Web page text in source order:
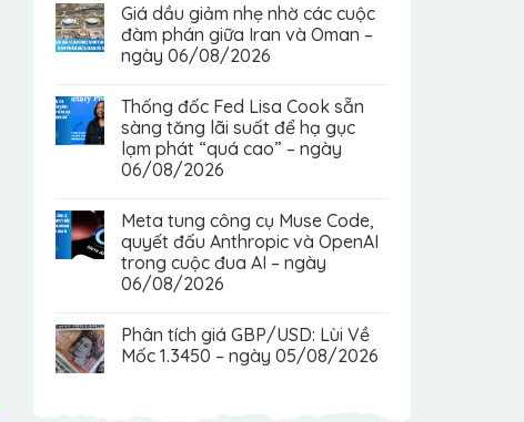
Giá dầu giảm nhẹ nhờ các cuộc
đàm phán giữa Iran và Oman –
ngày 06/08/2026
Thống đốc Fed Lisa Cook sẵn
sàng tăng lãi suất để hạ gục
lạm phát “quá cao” – ngày
06/08/2026
Meta tung công cụ Muse Code,
quyết đấu Anthropic và OpenAI
trong cuộc đua AI – ngày
06/08/2026
Phân tích giá GBP/USD: Lùi Về
Mốc 1.3450 – ngày 05/08/2026